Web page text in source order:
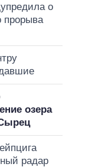
о
прорыва
озера
радар